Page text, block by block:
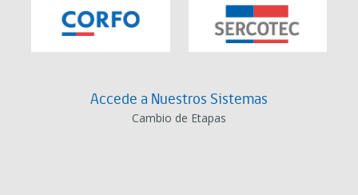
Accede a Nuestros Sistemas
Cambio de Etapas